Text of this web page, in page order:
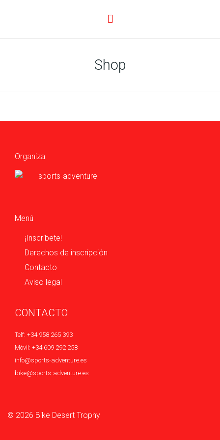
Shop
Organiza
Menú
¡Inscríbete!
Derechos de inscripción
Contacto
Aviso legal
CONTACTO
Telf: +34 958 265 393
Móvil: +34 609 292 258
info@sports-adventure.es
bike@sports-adventure.es
© 2026 Bike Desert Trophy